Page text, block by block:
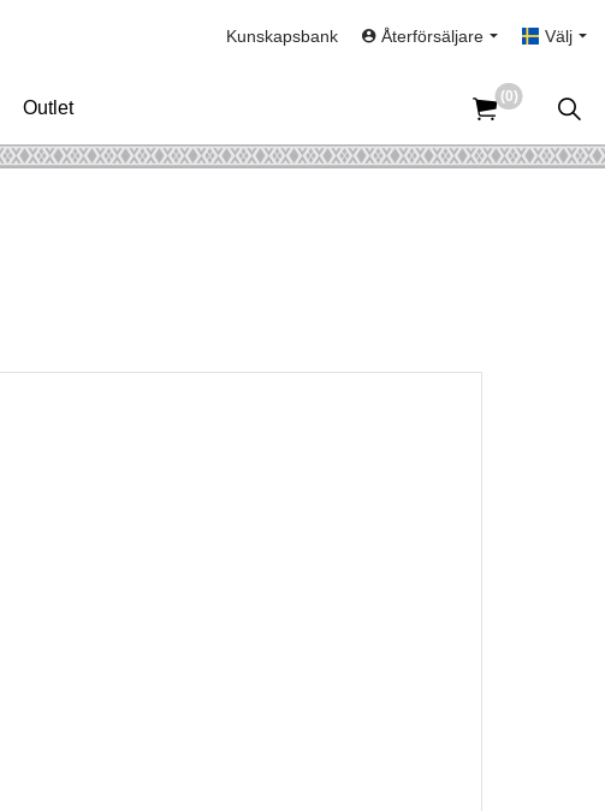
Outlet
Kunskapsbank Återförsäljare Välj
(0)